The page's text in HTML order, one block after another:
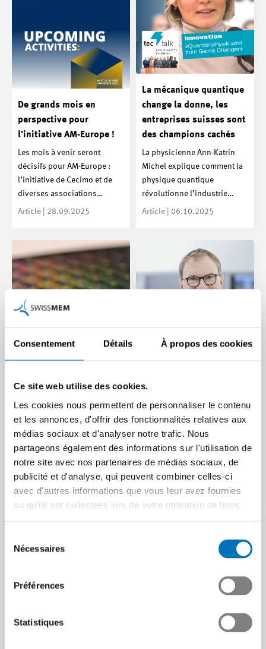
Consentement Détails À propos des cookies
Ce site web utilise des cookies.
Les cookies nous permettent de personnaliser le contenu
et les annonces, d'offrir des fonctionnalités relatives aux
médias sociaux et d'analyser notre trafic. Nous
partageons également des informations sur l'utilisation de
notre site avec nos partenaires de médias sociaux, de
publicité et d'analyse, qui peuvent combiner celles-ci
avec d'autres informations que vous leur avez fournies
ou qu'ils ont collectées lors de votre utilisation de leurs
Nécessaires
Préférences
Statistiques
La mécanique quantique
change la donne, les
entreprises suisses sont
des champions cachés
La physicienne Ann-Katrin
Michel explique comment la
physique quantique
révolutionne l’industrie…
Article | 06.10.2025
De grands mois en
perspective pour
l’initiative AM-Europe !
Les mois à venir seront
décisifs pour AM-Europe :
l’initiative de Cecimo et de
diverses associations…
Article | 28.09.2025
salon SEMICON de
Munich
Les membres du secteur
industriel Semiconductors
(SEMI) de Swissmem se
réuniront au salon
SEMICON…
Article | 05.08.2025
s’agit de prendre les
bonnes positions »
Martin Hirzel, président de
Swissmem, sur les défis et
opportunités liés à
l’évolution de la…
Article | 24.06.2025